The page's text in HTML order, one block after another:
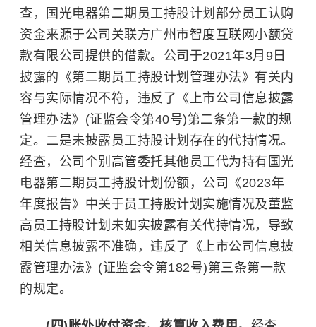
查，国光电器第二期员工持股计划部分员工认购
资金来源于公司关联方广州市智度互联网小额贷
款有限公司提供的借款。公司于2021年3月9日
披露的《第二期员工持股计划管理办法》有关内
容与实际情况不符，违反了《上市公司信息披露
管理办法》(证监会令第40号)第二条第一款的规
定。二是未披露员工持股计划存在的代持情况。
经查，公司个别高管委托其他员工代为持有国光
电器第二期员工持股计划份额，公司《2023年
年度报告》中关于员工持股计划实施情况及董监
高员工持股计划未如实披露有关代持情况，导致
相关信息披露不准确，违反了《上市公司信息披
露管理办法》(证监会令第182号)第三条第一款
的规定。